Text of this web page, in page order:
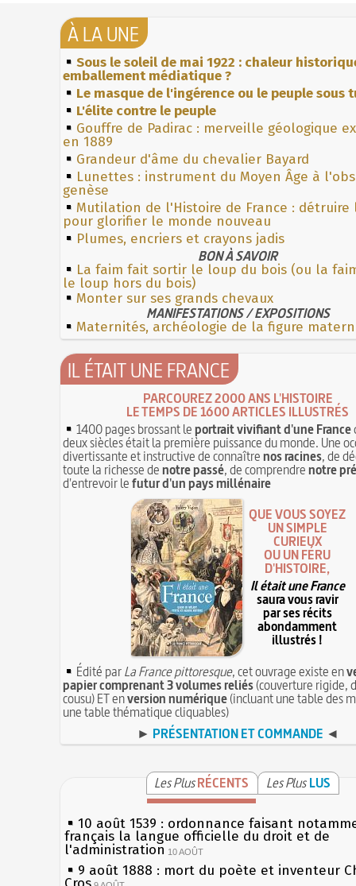
À LA UNE
Sous le soleil de mai 1922 : chaleur
emballement médiatique ?
Le masque de l'ingérence ou le peuple sous
L'élite contre le peuple
Gouffre de Padirac : merveille géologique
en 1889
Grandeur d'âme du chevalier Bayard
Lunettes : instrument du Moyen Âge à
genèse
Mutilation de l'Histoire de France : détruire
pour glorifier le monde nouveau
Plumes, encriers et crayons jadis
BON À SAVOIR
La faim fait sortir le loup du bois (ou la
le loup hors du bois)
Monter sur ses grands chevaux
MANIFESTATIONS / EXPOSITIONS
Maternités, archéologie de la figure
IL ÉTAIT UNE FRANCE
PARCOUREZ 2000 ANS L'HISTOIRE
LE TEMPS DE 1600 ARTICLES ILLUSTRÉS
1400 pages brossant leportrait vivifiant d'une France
deux siècles était la première puissance du monde. Une
divertissante et instructive de connaîtrenos racines, de
toute la richesse denotre passé, de comprendrenotre
d'entrevoir lefutur d'un pays millénaire
QUE VOUS SOYEZ
UN SIMPLE
CURIEUX
OU UN FÉRU
D'HISTOIRE,
Il était une France
saura vous ravir
par ses récits
abondamment
illustrés !
Édité parLa France pittoresque, cet ouvrage existe en
papier comprenant 3 volumes reliés(couverture rigide,
cousu) ET enversion numérique(incluant une table des
une table thématique cliquables)
► PRÉSENTATION ET COMMANDE ◄
Les PlusRÉCENTS Les Plus LUS
10 août 1539 : ordonnance faisant
français la langue officielle du droit et de
l'administration 10 AOÛT
9 août 1888 : mort du poète et inventeur